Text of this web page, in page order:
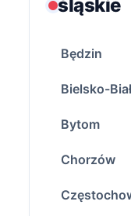
śląskie
Będzin
Bielsko-
Bytom
Chorzów